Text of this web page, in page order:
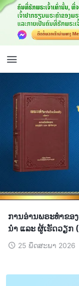
ການອ່ານພຣະທຳຂອ
ນໍາ ແລະ ຜູ້ເຮັດວຽກ
25 ພຶດສະພາ 2026